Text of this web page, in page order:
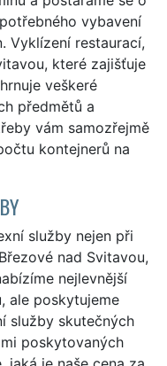
vybavení
Vyklízení restaurací,
které zajišťuje
veškeré
předmětů a
vám samozřejmě
kontejnerů na
služby nejen při
nad Svitavou,
nejlevnější
ale poskytujeme
služby skutečných
poskytovaných